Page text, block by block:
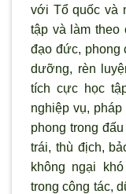
với Tổ quốc và
tập và làm theo
đạo đức, phong
dưỡng, rèn
tích cực học
nghiệp vụ,
phong trong
trái, thù địch,
không ngại
trong công tác,